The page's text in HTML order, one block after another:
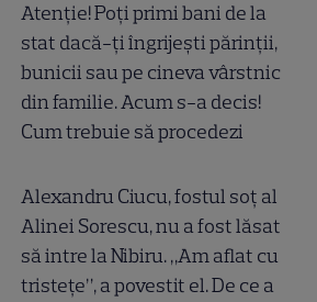
Atenție! Poți primi bani de la
stat dacă-ți îngrijești părinții,
bunicii sau pe cineva vârstnic
din familie. Acum s-a decis!
Cum trebuie să procedezi
Alexandru Ciucu, fostul soț al
Alinei Sorescu, nu a fost lăsat
să intre la Nibiru. „Am aflat cu
tristețe”, a povestit el. De ce a